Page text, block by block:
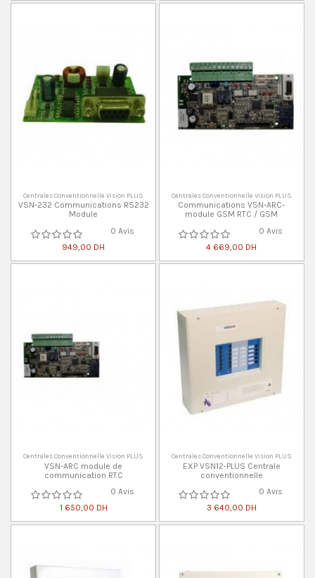
Centrales Conventionnelle Vision PLUS
VSN-232 Communications RS232
Module
0 Avis
949,00 DH
Centrales Conventionnelle Vision PLUS
Communications VSN-ARC-
module GSM RTC / GSM
0 Avis
4 669,00 DH
Centrales Conventionnelle Vision PLUS
VSN-ARC module de
communication RTC
0 Avis
1 650,00 DH
Centrales Conventionnelle Vision PLUS
EXP VSN12-PLUS Centrale
conventionnelle
0 Avis
3 640,00 DH